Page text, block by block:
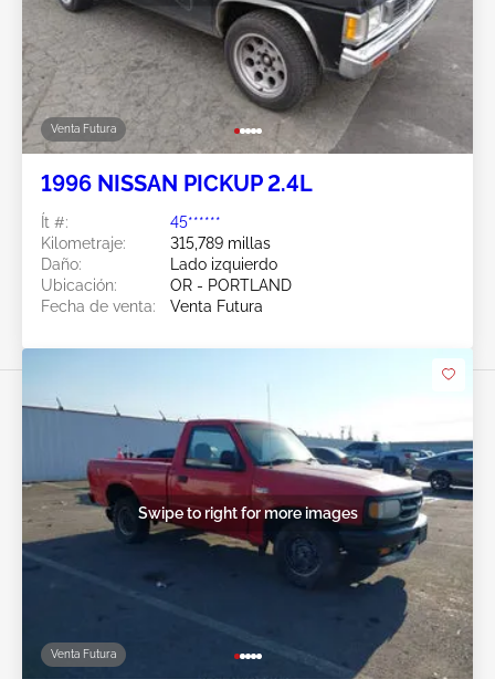
Venta Futura
1996 NISSAN PICKUP 2.4L
Ít #:
45******
Kilometraje:
315,789 millas
Daño:
Lado izquierdo
Ubicación:
OR - PORTLAND
Fecha de venta:
Venta Futura
Venta Futura
Swipe to right for more images